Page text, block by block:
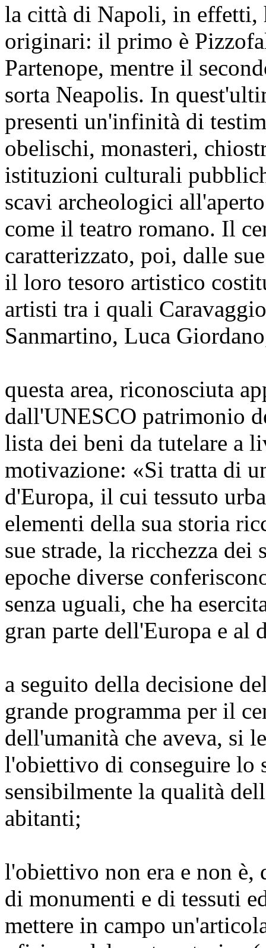
la città di Napoli, in effetti,
originari: il primo è
Partenope, mentre il
sorta Neapolis. In
presenti un'infinità di
obelischi, monasteri,
istituzioni culturali
scavi archeologici
come il teatro romano. Il
caratterizzato, poi, dalle
il loro tesoro artistico
artisti tra i quali
Sanmartino, Luca
questa area, riconosciuta
dall'UNESCO patrimonio
lista dei beni da tutelare a
motivazione: «Si tratta di
d'Europa, il cui tessuto
elementi della sua storia
sue strade, la ricchezza
epoche diverse
senza uguali, che ha
gran parte dell'Europa e al
a seguito della decisione
grande programma per il
dell'umanità che aveva, si
l'obiettivo di conseguire lo
sensibilmente la qualità
abitanti;
l'obiettivo non era e non è,
di monumenti e di tessuti
mettere in campo